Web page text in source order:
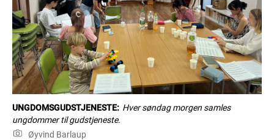
UNGDOMSGUDSTJENESTE: Hver søndag morgen samles
ungdommer til gudstjeneste.
Øyvind Barlaup